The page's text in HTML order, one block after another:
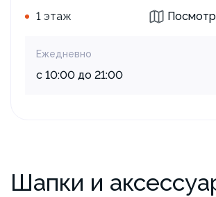
Шапки и
1 этаж
Ежедневно
с 10:00 до 21:00